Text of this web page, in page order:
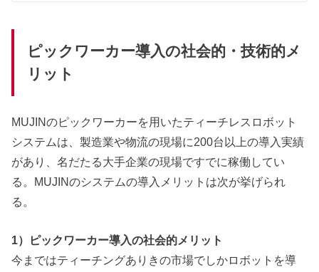
ピックワーカー導入の社会的・技術的メ
リット
MUJINのピックワーカーを用いたティーチレスロボット
システムは、製造業や物流の現場に200台以上の導入実績
があり、名だたる大手企業の現場ですでに稼働してい
る。MUJINのシステムの導入メリットは次が挙げられ
る。
1）ピックワーカー導入の社会的メリット
今まではティーチングありきの市場でしかロボットを導